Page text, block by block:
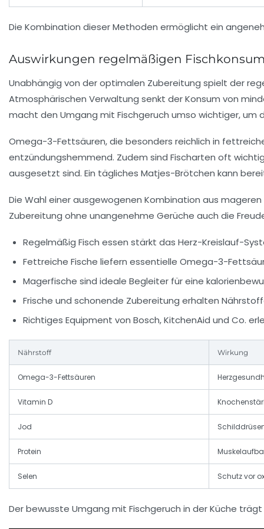
Die Kombination dieser Methoden ermöglicht ein
Auswirkungen regelmäßigen
Unabhängig von der optimalen Zubereitung spielt der
Atmosphärischen Verwaltung senkt der Konsum von
macht den Umgang mit Fischgeruch umso wichtiger, um
Omega-3-Fettsäuren, die besonders reichlich in
entzündungshemmend. Zudem sind Fischarten oft
ausgesetzt sind. Ein tägliches Matjes-Brötchen kann
Die Wahl einer ausgewogenen Kombination aus
Zubereitung ohne unangenehme Gerüche auch die
Regelmäßig Fisch essen stärkt das Herz-Kreislauf-
Fettreiche Fische liefern essentielle Omega-3-
Magerfische sind ideale Begleiter für eine
Frische und schonende Zubereitung erhalten
Richtiges Equipment von Bosch, KitchenAid und Co.
Nährstoff Wirkung
Omega-3-Fettsäuren
Vitamin D
Jod
Protein
Selen Schutz vor
Der bewusste Umgang mit Fischgeruch in der Küche